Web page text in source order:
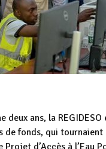
deux ans, la
de fonds, qui
d’Accès à l’Eau